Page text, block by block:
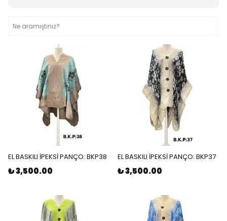
EL BASKILI İPEKSİ PANÇO: BKP38
₺ 3,500.00
EL BASKILI İPEKSİ PANÇO: BKP37
₺ 3,500.00